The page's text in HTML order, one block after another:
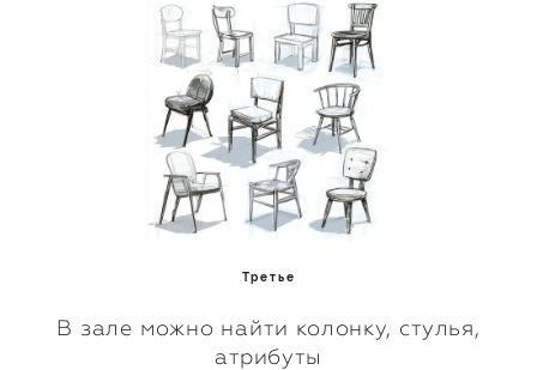
Третье
В зале можно найти колонку, стулья,
атрибуты